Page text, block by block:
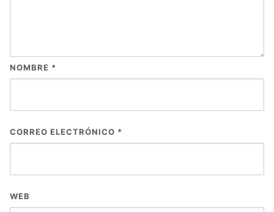
NOMBRE *
CORREO ELECTRÓNICO *
WEB